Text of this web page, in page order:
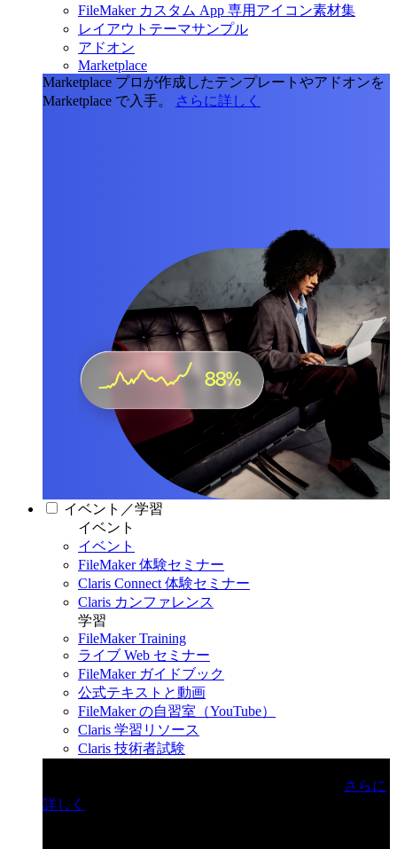
FileMaker カスタム App 専用アイコン素材集
レイアウトテーマサンプル
アドオン
Marketplace
Marketplace プロが作成したテンプレートやアドオンを
Marketplace で入手。
さらに詳しく
イベント／学習
イベント
イベント
FileMaker 体験セミナー
Claris Connect 体験セミナー
Claris カンファレンス
学習
FileMaker Training
ライブ Web セミナー
FileMaker ガイドブック
公式テキストと動画
FileMaker の自習室（YouTube）
Claris 学習リソース
Claris 技術者試験
さらに
詳しく